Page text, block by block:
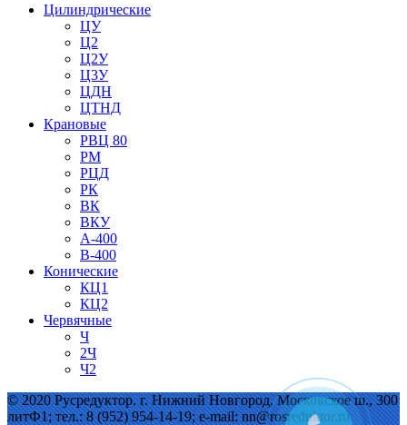
Цилиндрические
ЦУ
Ц2
Ц2У
Ц3У
ЦДН
ЦТНД
Крановые
РВЦ 80
РМ
РЦД
РК
ВК
ВКУ
А-400
В-400
Конические
КЦ1
КЦ2
Червячные
Ч
2Ч
Ч2
© 2020 Русредуктор. г. Нижний Новгород, Московское ш., 300
литФ1; тел.: 8 (952) 954-14-19; e-mail: nn@rosreduktor.ru